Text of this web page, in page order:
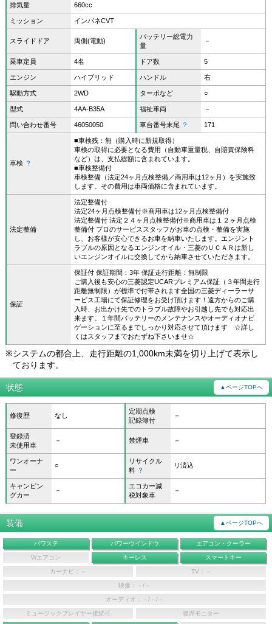
排気量 660cc
ミッション インパネCVT
スライドドア 両側(電動)
バッテリー総電力
量
－
乗車定員 4名 ドア数 5
エンジン ハイブリッド ハンドル 右
駆動方式 2WD ターボなど ○
型式 4AA-B35A 福祉車両 －
問い合わせ番号 46050050 車台番号末尾 ？ 171
車検 ？
■車検残：無（購入時に新規取得）
車検の取得に必要となる費用（自動車重量税、自賠責保険料
など）は、支払総額に含まれています。
■車検整備付
車検整備（法定24ヶ月点検整備／商用車は12ヶ月）を実施致
します。その費用は車両価格に含まれています。
法定整備
法定整備付
法定24ヶ月点検整備付※商用車は12ヶ月点検整備付
法定整備付 法定２４ヶ月点検整備付※商用車は１２ヶ月点検
整備付 プロのサービススタッフがお車の点検・整備を実施
し、お客様が安心できるお車を納車いたします。エンジント
ラブルの原因となるエンジンオイル・三菱のＵＣＡＲは新し
いエンジンオイルに交換してから納車させていただきます。
保証
保証付 保証期間：3年 保証走行距離：無制限
ご購入後も安心の三菱認定UCARプレミアム保証（３年間走行
距離無制限）が標準で付帯されます全国の三菱ディーラーサ
ービス工場にて保証修理をお受け頂けます！遠方からのご購
入時、お出かけ先でのトラブル故障やお引越し先でも対応出
来ます。１年間バッテリーのメンテナンスやオーディオナビ
ゲーションに至るまでしっかり対応させて頂けます ☆詳し
くはスタッフまでおたずね下さいませ☆
※システムの都合上、走行距離の1,000km未満を切り上げて表示し
ております。
状態 ▲ページTOPへ
修復歴 なし
定期点検
記録簿付
－
登録済
未使用車
－ 禁煙車 －
ワンオーナ
ー
○
リサイクル
料 ？
リ済込
キャンピン
グカー
－
エコカー減
税対象車
－
装備 ▲ページTOPへ
パワステ パワーウインドウ エアコン・クーラー
Wエアコン キーレス スマートキー
カーナビ：－ TV：－
映像：－/－
オーディオ：－/－/－
ミュージックプレイヤー接続可 後席モニター